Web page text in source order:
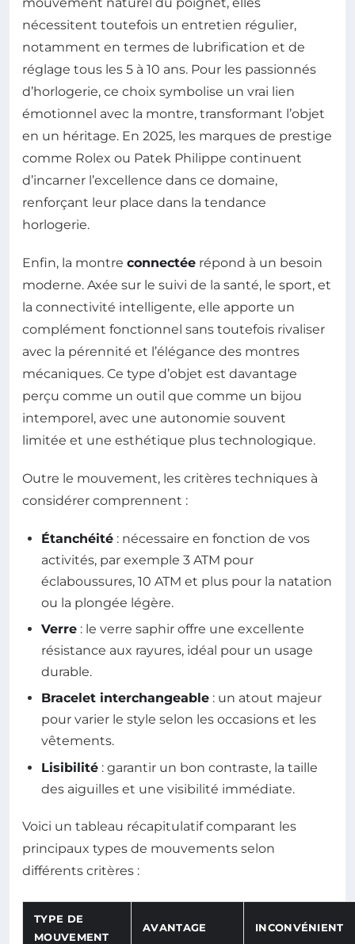
nécessitent toutefois un entretien régulier,
notamment en termes de lubrification et de
réglage tous les 5 à 10 ans. Pour les passionnés
d’horlogerie, ce choix symbolise un vrai lien
émotionnel avec la montre, transformant l’objet
en un héritage. En 2025, les marques de prestige
comme Rolex ou Patek Philippe continuent
d’incarner l’excellence dans ce domaine,
renforçant leur place dans la tendance
horlogerie.
Enfin, la montre connectée répond à un besoin
moderne. Axée sur le suivi de la santé, le sport, et
la connectivité intelligente, elle apporte un
complément fonctionnel sans toutefois rivaliser
avec la pérennité et l’élégance des montres
mécaniques. Ce type d’objet est davantage
perçu comme un outil que comme un bijou
intemporel, avec une autonomie souvent
limitée et une esthétique plus technologique.
Outre le mouvement, les critères techniques à
considérer comprennent :
Étanchéité : nécessaire en fonction de vos
activités, par exemple 3 ATM pour
éclaboussures, 10 ATM et plus pour la natation
ou la plongée légère.
Verre : le verre saphir offre une excellente
résistance aux rayures, idéal pour un usage
durable.
Bracelet interchangeable : un atout majeur
pour varier le style selon les occasions et les
vêtements.
Lisibilité : garantir un bon contraste, la taille
des aiguilles et une visibilité immédiate.
Voici un tableau récapitulatif comparant les
principaux types de mouvements selon
différents critères :
TYPE DE
MOUVEMENT
AVANTAGE INCONVÉNIENT